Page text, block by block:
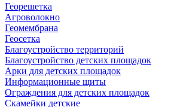
Георешетка
Агроволокно
Геомембрана
Геосетка
Благоустройство территорий
Благоустройство детских площадок
Арки для детских площадок
Информационные щиты
Ограждения для детских площадок
Скамейки детские